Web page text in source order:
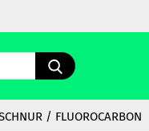
LieferlandSuche...
/ FLUOROCARBON